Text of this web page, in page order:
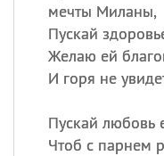
мечты Миланы,
Пускай
Желаю ей
И горя не
Пускай любовь
Чтоб с парнем